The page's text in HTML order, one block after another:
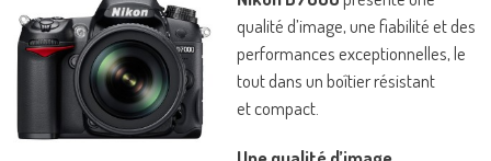
qualité d’image, une fiabilité et des
performances exceptionnelles, le
tout dans un boîtier résistant
et compact.